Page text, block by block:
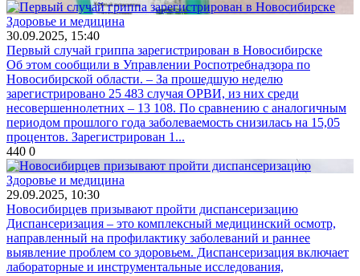
Здоровье и медицина
30.09.2025, 15:40
Первый случай гриппа зарегистрирован в Новосибирске
Об этом сообщили в Управлении Роспотребнадзора по
Новосибирской области. – За прошедшую неделю
зарегистрировано 25 483 случая ОРВИ, из них среди
несовершеннолетних – 13 108. По сравнению с аналогичным
периодом прошлого года заболеваемость снизилась на 15,05
процентов. Зарегистрирован 1...
440 0
Здоровье и медицина
29.09.2025, 10:30
Новосибирцев призывают пройти диспансеризацию
Диспансеризация – это комплексный медицинский осмотр,
направленный на профилактику заболеваний и раннее
выявление проблем со здоровьем. Диспансеризация включает
лабораторные и инструментальные исследования,